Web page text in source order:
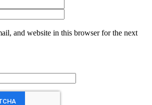
and website in this browser for the next